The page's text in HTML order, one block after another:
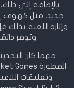
بالإضافة إلى
جديد، مثل كهوف
وتوفر
مهما كان
وتعليقات